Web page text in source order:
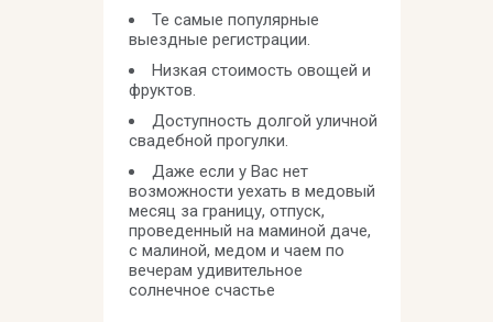
Те самые популярные
выездные регистрации.
Низкая стоимость овощей и
фруктов.
Доступность долгой уличной
свадебной прогулки.
Даже если у Вас нет
возможности уехать в медовый
месяц за границу, отпуск,
проведенный на маминой даче,
с малиной, медом и чаем по
вечерам удивительное
солнечное счастье